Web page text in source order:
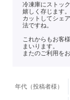
冷凍庫にストッ
嬉しく存じます。
カットしてシェ
法ですね。
これからもお客
まいります。
またのご利用を
年代（投稿者様）